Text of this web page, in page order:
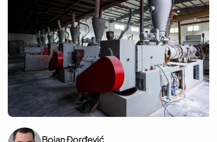
Bojan Đorđević